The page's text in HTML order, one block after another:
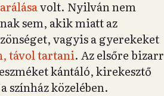
volt. Nyilván nem
sem, akik miatt az
vagyis a gyerekeket
távol tartani. Az elsőre bizarr
kántáló, kirekesztő
színház közelében.